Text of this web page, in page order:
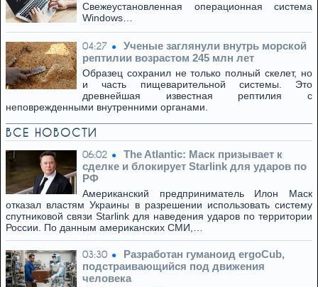
Свежеустановленная операционная система
Windows…
04:27
Ученые заглянули внутрь морской
рептилии возрастом 245 млн лет
Образец сохранил не только полный скелет, но
и часть пищеварительной системы. Это
древнейшая известная рептилия с
неповрежденными внутренними органами.
ВСЕ НОВОСТИ
06:02
The Atlantic: Маск призывает к
сделке и блокирует Starlink для ударов по
РФ
Американский предприниматель Илон Маск
отказал властям Украины в разрешении использовать систему
спутниковой связи Starlink для наведения ударов по территории
России. По данным американских СМИ,…
03:30
Разработан гуманоид ergoCub,
подстраивающийся под движения
человека